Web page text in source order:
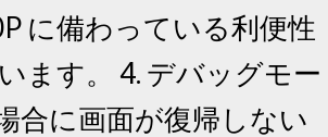
に備わっている利便性
ます。 4. デバッグモー
合に画面が復帰しない